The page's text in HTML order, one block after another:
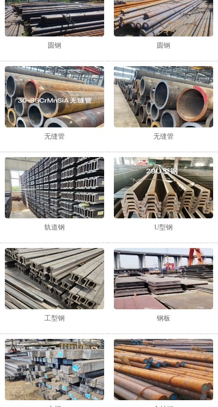
1 3
圆钢 圆钢
无缝管 无缝管
轨道钢 U型钢
工型钢 钢板